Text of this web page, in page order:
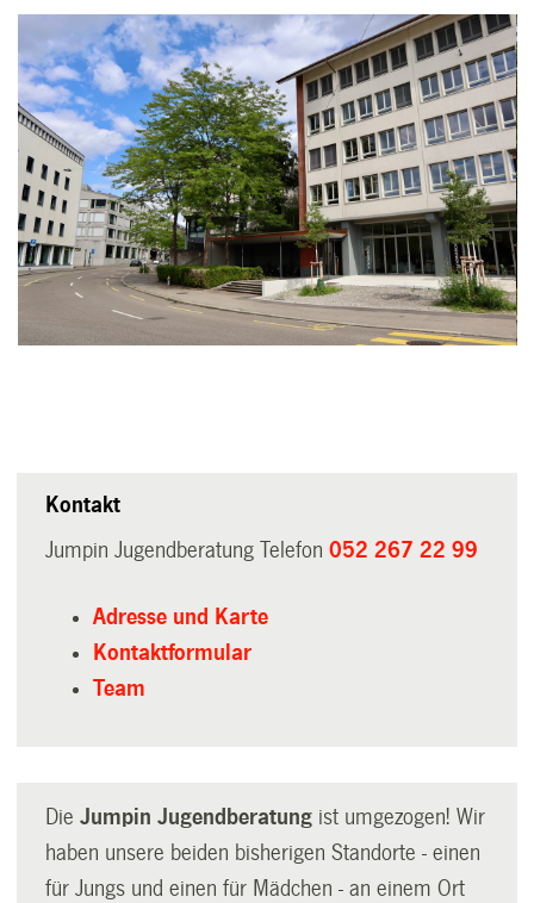
Kontakt
Jumpin Jugendberatung
Telefon052 267 22 99
Adresse und Karte
Kontaktformular
Team
Die Jumpin Jugendberatung ist umgezogen! Wir
haben unsere beiden bisherigen Standorte - einen
für Jungs und einen für Mädchen - an einem Ort